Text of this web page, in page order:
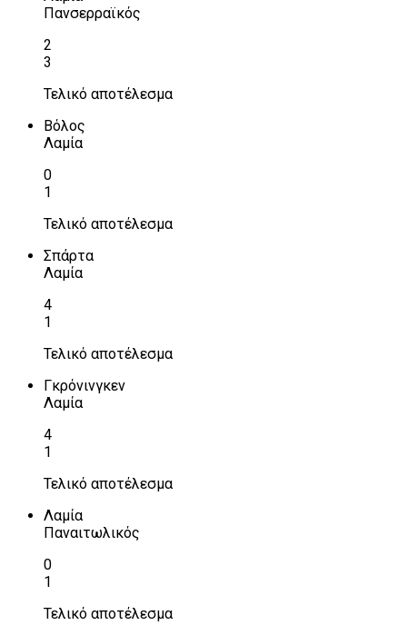
Πανσερραϊκός
2
3
Τελικό αποτέλεσμα
Βόλος
Λαμία
0
1
Τελικό αποτέλεσμα
Σπάρτα
Λαμία
4
1
Τελικό αποτέλεσμα
Γκρόνινγκεν
Λαμία
4
1
Τελικό αποτέλεσμα
Λαμία
Παναιτωλικός
0
1
Τελικό αποτέλεσμα